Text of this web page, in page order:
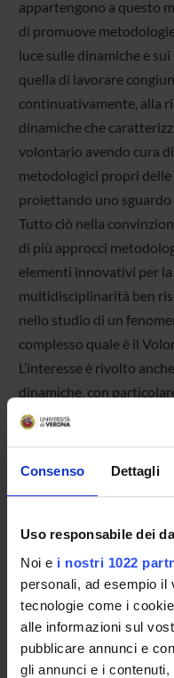
Consenso Dettagli
Uso responsabile dei
Noi e i nostri 1022
personali, ad esempio il
tecnologie come i
alle informazioni sul
pubblicare annunci e
gli annunci e i
appartengono a questo
di promuove
luce sulle dinamiche e
quella di lavorare
continuativamente, alla
dinamiche che
volontario avendo cura
metodologici propri delle
proiettando uno
Tutto ciò nella
di più approcci
elementi innovativi per
multidisciplinarità ben
nello studio di un
complesso quale è il
L’interesse è rivolto
dinamiche, con
volontariato
che
(giovani, lavoratori
“nuovi volontariati” in
più tradizionali di fare
Partendo dall’analisi di
anche promuovere
risposte concrete al